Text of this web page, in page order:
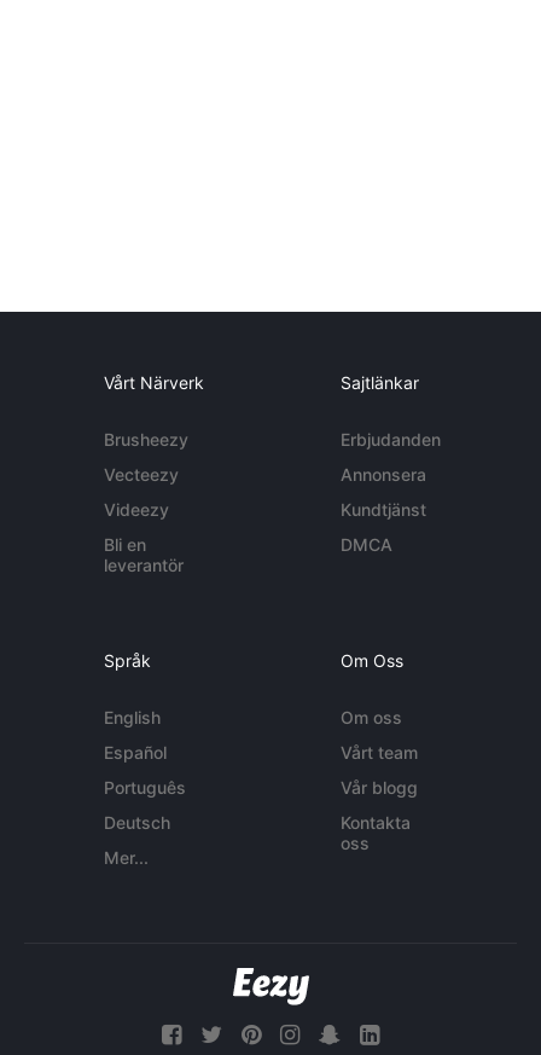
Vårt Närverk
Brusheezy
Vecteezy
Videezy
Bli en
leverantör
Sajtlänkar
Erbjudanden
Annonsera
Kundtjänst
DMCA
Språk
English
Español
Português
Deutsch
Mer...
Om Oss
Om oss
Vårt team
Vår blogg
Kontakta
oss